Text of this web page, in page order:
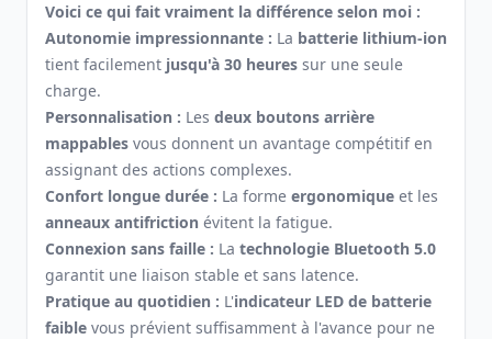
Voici ce qui fait vraiment la différence selon moi :
Autonomie impressionnante : La batterie lithium-ion
tient facilement jusqu'à 30 heures sur une seule
charge.
Personnalisation : Les deux boutons arrière
mappables vous donnent un avantage compétitif en
assignant des actions complexes.
Confort longue durée : La forme ergonomique et les
anneaux antifriction évitent la fatigue.
Connexion sans faille : La technologie Bluetooth 5.0
garantit une liaison stable et sans latence.
Pratique au quotidien : L'indicateur LED de batterie
faible vous prévient suffisamment à l'avance pour ne